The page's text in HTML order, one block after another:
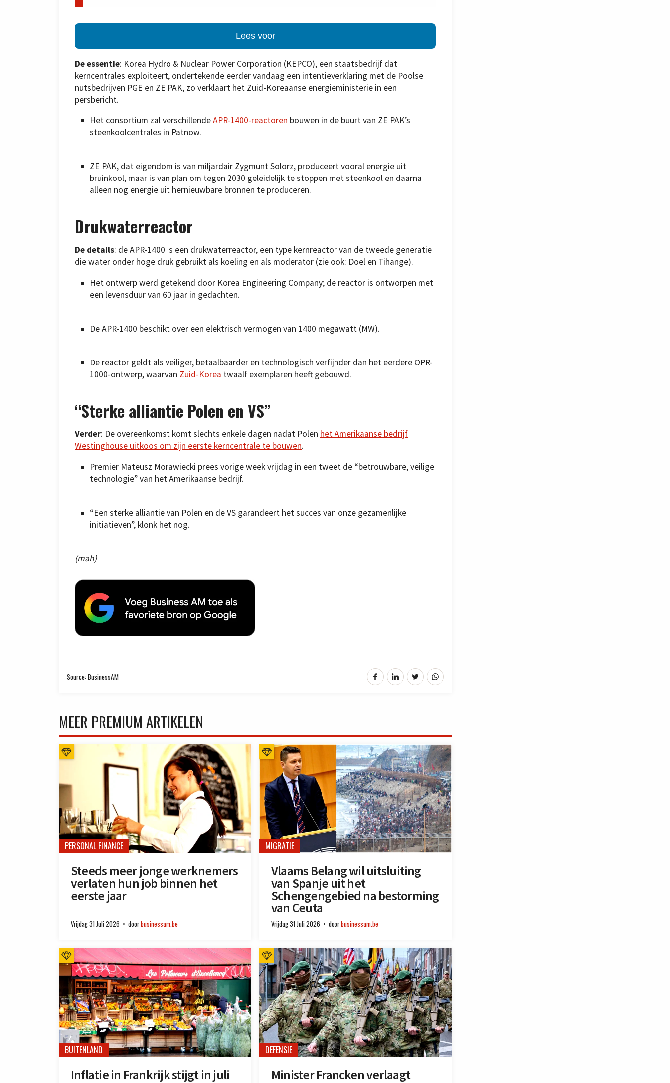
Lees voor
De essentie: Korea Hydro & Nuclear Power Corporation (KEPCO), een staatsbedrijf dat
kerncentrales exploiteert, ondertekende eerder vandaag een intentieverklaring met de Poolse
nutsbedrijven PGE en ZE PAK, zo verklaart het Zuid-Koreaanse energieministerie in een
persbericht.
Het consortium zal verschillendeAPR-1400-reactoren bouwen in de buurt van ZE PAK’s
steenkoolcentrales in Patnow.
ZE PAK, dat eigendom is van miljardair Zygmunt Solorz, produceert vooral energie uit
bruinkool, maar is van plan om tegen 2030 geleidelijk te stoppen met steenkool en daarna
alleen nog energie uit hernieuwbare bronnen te produceren.
Drukwaterreactor
De details: de APR-1400 is een drukwaterreactor, een type kernreactor van de tweede generatie
die water onder hoge druk gebruikt als koeling en als moderator (zie ook: Doel en Tihange).
Het ontwerp werd getekend door Korea Engineering Company; de reactor is ontworpen met
een levensduur van 60 jaar in gedachten.
De APR-1400 beschikt over een elektrisch vermogen van 1400 megawatt (MW).
De reactor geldt als veiliger, betaalbaarder en technologisch verfijnder dan het eerdere OPR-
1000-ontwerp, waarvan Zuid-Korea twaalf exemplaren heeft gebouwd.
“Sterke alliantie Polen en VS”
Verder: De overeenkomst komt slechts enkele dagen nadat Polen het Amerikaanse bedrijf
Westinghouse uitkoos om zijn eerste kerncentrale te bouwen.
Premier Mateusz Morawiecki prees vorige week vrijdag in een tweet de “betrouwbare, veilige
technologie” van het Amerikaanse bedrijf.
“Een sterke alliantie van Polen en de VS garandeert het succes van onze gezamenlijke
initiatieven”, klonk het nog.
(mah)
Source: BusinessAM
MEER PREMIUM ARTIKELEN
PERSONAL FINANCE
Steeds meer jonge werknemers
verlaten hun job binnen het
eerste jaar
Vrijdag 31 Juli 2026 doorbusinessam.be
MIGRATIE
Vlaams Belang wil uitsluiting
van Spanje uit het
Schengengebied na bestorming
van Ceuta
Vrijdag 31 Juli 2026 doorbusinessam.be
BUITENLAND
Inflatie in Frankrijk stijgt in juli
DEFENSIE
Minister Francken verlaagt